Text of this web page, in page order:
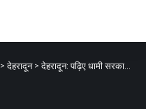
>देहरादून>देहरादून: पढ़िए धामी सरकार के कैबिनेट के निर्णय विस्तार से…